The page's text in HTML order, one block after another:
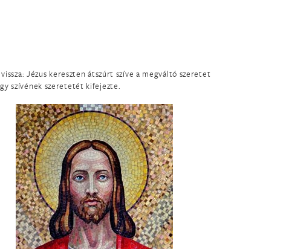
Jézus kereszten átszúrt szíve a megváltó szeretet
szívének szeretetét kifejezte.